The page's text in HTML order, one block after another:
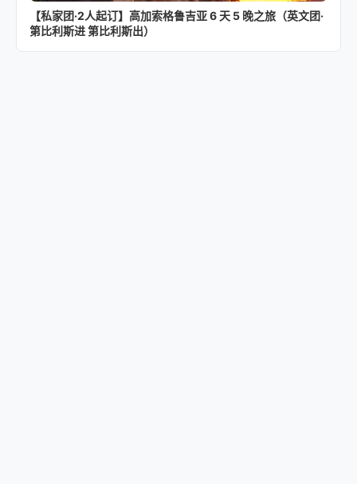
【私家团·2人起订】高加索格鲁吉亚 6 天 5 晚之旅（英文团·
第比利斯进 第比利斯出）